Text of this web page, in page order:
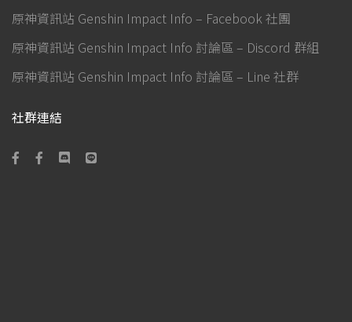
原神資訊站 Genshin Impact Info – Facebook 社團
原神資訊站 Genshin Impact Info 討論區 – Discord 群組
原神資訊站 Genshin Impact Info 討論區 – Line 社群
社群連結